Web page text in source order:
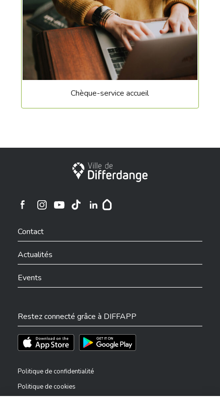
Chèque-service accueil
Ville de Differdange
Ville de Differdange sur Instagram
Contact
Actualités
Events
Restez connecté grâce à DIFFAPP
Téléchargez l'app sur l'App StoreTéléchargez l'app sur Play Store
Politique de confidentialité
Politique de cookies